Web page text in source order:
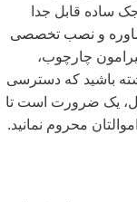
ساده قابل جدا
و نصب تخصصی
چارچوب،
باشید که دسترسی
یک ضرورت است تا
محروم نمانید.